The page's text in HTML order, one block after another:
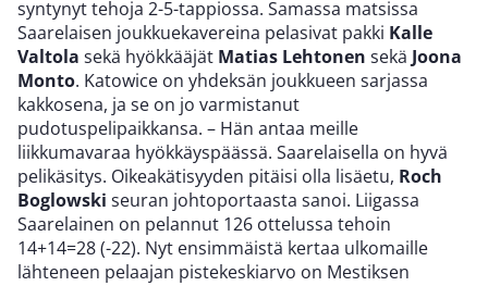
syntynyt tehoja 2-5-tappiossa. Samassa matsissa
Saarelaisen joukkuekavereina pelasivat pakki Kalle
Valtola sekä hyökkääjät Matias Lehtonen sekä Joona
Monto. Katowice on yhdeksän joukkueen sarjassa
kakkosena, ja se on jo varmistanut
pudotuspelipaikkansa. – Hän antaa meille
liikkumavaraa hyökkäyspäässä. Saarelaisella on hyvä
pelikäsitys. Oikeakätisyyden pitäisi olla lisäetu, Roch
Boglowski seuran johtoportaasta sanoi. Liigassa
Saarelainen on pelannut 126 ottelussa tehoin
14+14=28 (-22). Nyt ensimmäistä kertaa ulkomaille
lähteneen pelaajan pistekeskiarvo on Mestiksen